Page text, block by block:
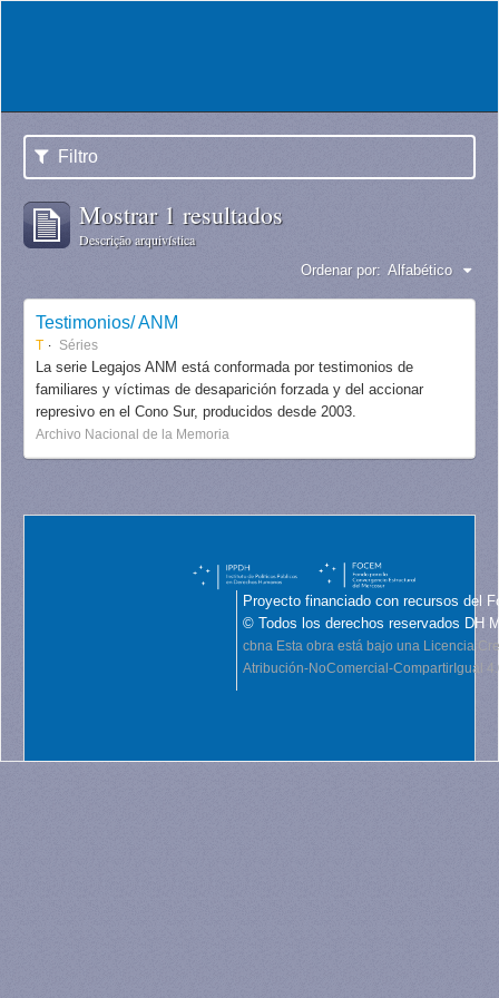
Filtro
Mostrar 1 resultados
Descrição arquivística
Ordenar por: Alfabético
Testimonios/ ANM
T Séries
La serie Legajos ANM está conformada por testimonios de
familiares y víctimas de desaparición forzada y del accionar
represivo en el Cono Sur, producidos desde 2003.
Archivo Nacional de la Memoria
Proyecto financiado con recursos del
© Todos los derechos reservados DH
cbna Esta obra está bajo una Licencia
Atribución-NoComercial-CompartirIgual